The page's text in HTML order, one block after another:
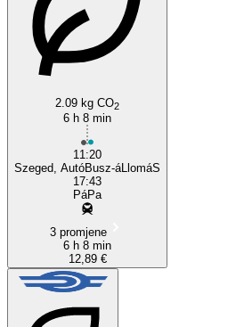
2.09 kg CO2
6 h 8 min
11:20
Szeged, AutóBusz-áLlomáS
17:43
PáPa
3 promjene
6 h 8 min
12,89 €